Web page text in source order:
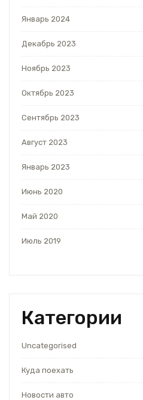
Январь 2024
Декабрь 2023
Ноябрь 2023
Октябрь 2023
Сентябрь 2023
Август 2023
Январь 2023
Июнь 2020
Май 2020
Июль 2019
Категории
Uncategorised
Куда поехать
Новости авто